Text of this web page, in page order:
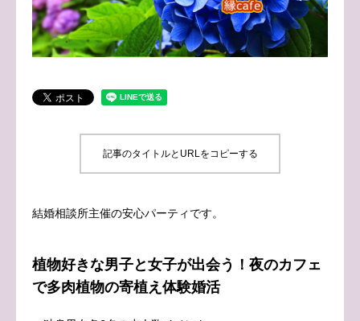
記事のタイトルとURLをコピーする
結婚相談所主催の安心パーティです。
植物好きな男子と女子が出会う！夜のカフェ
で多肉植物の寄植え体験婚活
お問い合わせ